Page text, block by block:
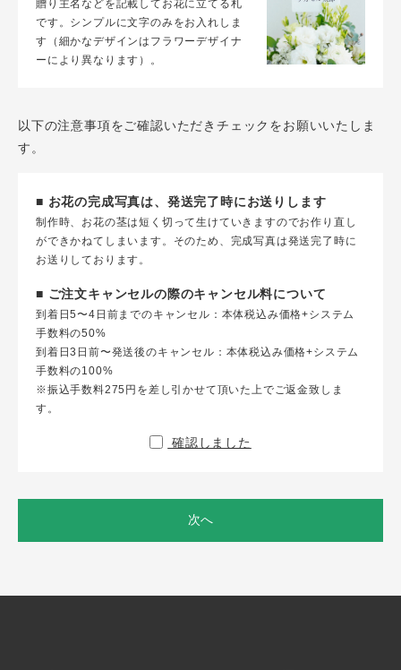
贈り主名などを記載してお花に立てる札
です。シンプルに文字のみをお入れしま
す（細かなデザインはフラワーデザイナ
ーにより異なります）。
以下の注意事項をご確認いただきチェックをお願いいたしま
す。
■ お花の完成写真は、発送完了時にお送りします
制作時、お花の茎は短く切って生けていきますのでお作り直し
ができかねてしまいます。そのため、完成写真は発送完了時に
お送りしております。
■ ご注文キャンセルの際のキャンセル料について
到着日5〜4日前までのキャンセル：本体税込み価格+システム
手数料の50%
到着日3日前〜発送後のキャンセル：本体税込み価格+システム
手数料の100%
※振込手数料275円を差し引かせて頂いた上でご返金致しま
す。
確認しました
次へ